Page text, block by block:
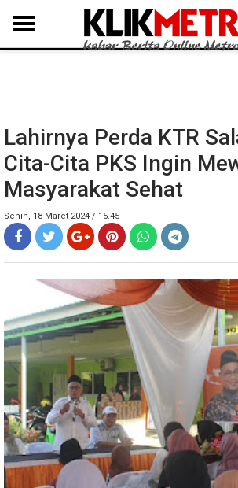
MEDAN LANGKAT DAIRI SAMOSIR TAPUT
Lahirnya Perda KTR
Cita-Cita PKS Ingin
Masyarakat Sehat
Senin, 18 Maret 2024 / 15.45